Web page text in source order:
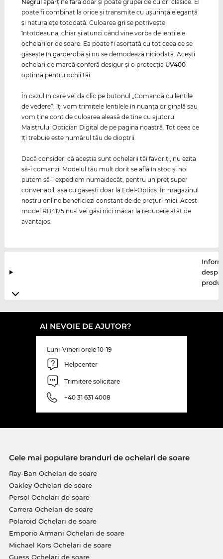
Negrul aparţine fără doar şi poate grupei de culori clasice. El
poate fi combinat la orice şi transmite cu uşurinţă eleganţă
şi naturaleţe totodată. Culoareagri se potriveşte
întotdeauna, chiar şi atunci când vine vorba de lentilele
ochelarilor de soare. Ea poate fi asortată cu tot ceea ce se
găseşte în garderobă şi nu se demodează niciodată. Aceşti
ochelari de marcă conferă desigur şi o protecţia UV400
optimă pentru ochii tăi.
În cazul în care vei da clic pe butonul „Comandă cu lentile
de vedere“, îţi vom trimitele lentilele în nuanţa originală sau
vom ţine cont de culoarea aleasă de tine cu ajutorul
Maistrului Optician Digital de pe pagina noastră. Tot ceea ce
îţi trebuie este numărul tău de dioptrii.
Dacă consideri că aceştia sunt ochelarii tăi favoriţi, nu ezita
să-i comanzi! Modelul tău mult dorit se află în stoc şi noi
putem să-l expediem numaidecât, pentru un preţ super
convenabil, aşa cu găseşti doar la Edel-Optics. În magazinul
nostru online beneficiezi constant de de preţuri mici. Acest
model RB4175 nu-l vei găsi nici măcar la reducere atât de
avantajos.
AI NEVOIE DE AJUTOR?
Luni-Vineri orele 10-19
Helpcenter
Trimitere solicitare
+40 31 631 4008
Cele mai populare branduri de ochelari de soare
Ray-Ban Ochelari de soare
Oakley Ochelari de soare
Persol Ochelari de soare
Carrera Ochelari de soare
Polaroid Ochelari de soare
Emporio Armani Ochelari de soare
Michael Kors Ochelari de soare
Guess Ochelari de soare